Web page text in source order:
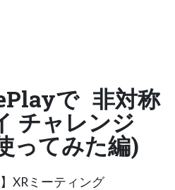
で 非対称
チャレンジ
ってみた編)
XRミーティング